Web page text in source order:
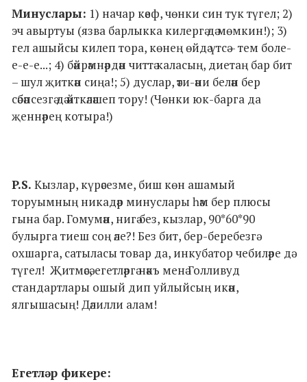
Минуслары: 1) начар кәеф, чөнки син тук түгел; 2)
эч авыртуы (язва барлыкка килергә дә мөмкин!); 3)
гел ашыйсы килеп тора, көнең өйдә үтсә – тем боле-
е-е-е...; 4) бәйрәмнәрдән читтә каласың, диетаң бар бит
– шул җиткән сиңа!; 5) дуслар, әти-әни белән бер
сәбәпсезгә дә әйткәләшеп тору! (Чөнки юк-барга да
җеннәрең котыра!)
P.S. Кызлар, күрәсезме, биш көн ашамый
торуымның никадәр минуслары һәм бер плюсы
гына бар. Гомумән, нигә без, кызлар, 90*60*90
булырга тиеш соң әле?! Без бит, бер-беребезгә
охшарга, сатыласы товар да, инкубатор чебиләре дә
түгел! Җитмәсә, егетләргә нәкъ менә Голливуд
стандартлары ошый дип уйлыйсың икән,
ялгышасың! Дәлилли алам!
Егетләр фикере: